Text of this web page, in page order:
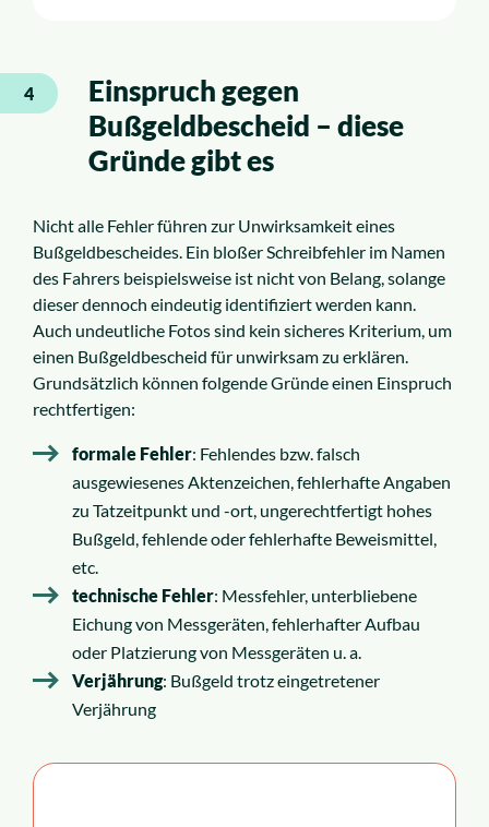
4
Einspruch gegen
Bußgeldbescheid – diese
Gründe gibt es
Nicht alle Fehler führen zur Unwirksamkeit eines
Bußgeldbescheides. Ein bloßer Schreibfehler im Namen
des Fahrers beispielsweise ist nicht von Belang, solange
dieser dennoch eindeutig identifiziert werden kann.
Auch undeutliche Fotos sind kein sicheres Kriterium, um
einen Bußgeldbescheid für unwirksam zu erklären.
Grundsätzlich können folgende Gründe einen Einspruch
rechtfertigen:
formale Fehler: Fehlendes bzw. falsch
ausgewiesenes Aktenzeichen, fehlerhafte Angaben
zu Tatzeitpunkt und -ort, ungerechtfertigt hohes
Bußgeld, fehlende oder fehlerhafte Beweismittel,
etc.
technische Fehler: Messfehler, unterbliebene
Eichung von Messgeräten, fehlerhafter Aufbau
oder Platzierung von Messgeräten u. a.
Verjährung: Bußgeld trotz eingetretener
Verjährung